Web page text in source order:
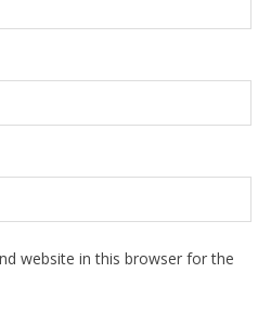
website in this browser for the